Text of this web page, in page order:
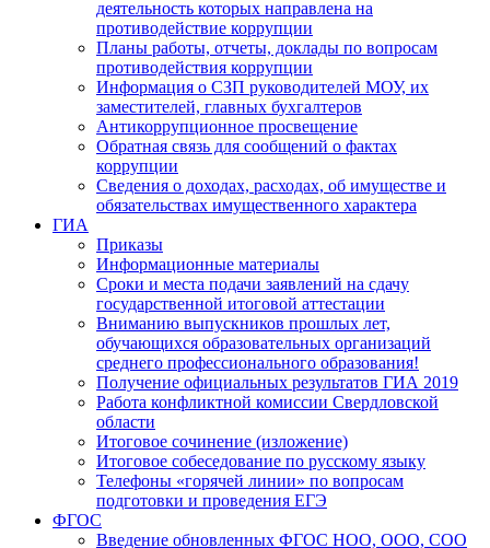
деятельность которых направлена на
противодействие коррупции
Планы работы, отчеты, доклады по вопросам
противодействия коррупции
Информация о СЗП руководителей МОУ, их
заместителей, главных бухгалтеров
Антикоррупционное просвещение
Обратная связь для сообщений о фактах
коррупции
Сведения о доходах, расходах, об имуществе и
обязательствах имущественного характера
ГИА
Приказы
Информационные материалы
Сроки и места подачи заявлений на сдачу
государственной итоговой аттестации
Вниманию выпускников прошлых лет,
обучающихся образовательных организаций
среднего профессионального образования!
Получение официальных результатов ГИА 2019
Работа конфликтной комиссии Свердловской
области
Итоговое сочинение (изложение)
Итоговое собеседование по русскому языку
Телефоны «горячей линии» по вопросам
подготовки и проведения ЕГЭ
ФГОС
Введение обновленных ФГОС НОО, ООО, СОО